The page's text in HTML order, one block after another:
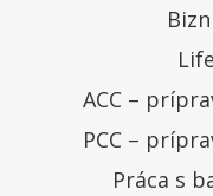
ACC –
PCC –
Práca s